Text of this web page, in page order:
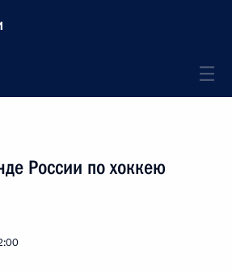
России по хоккею